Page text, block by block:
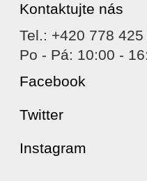
Kontaktujte nás
Tel.: +420 778 425
Po - Pá: 10:00 -
Facebook
Twitter
Instagram